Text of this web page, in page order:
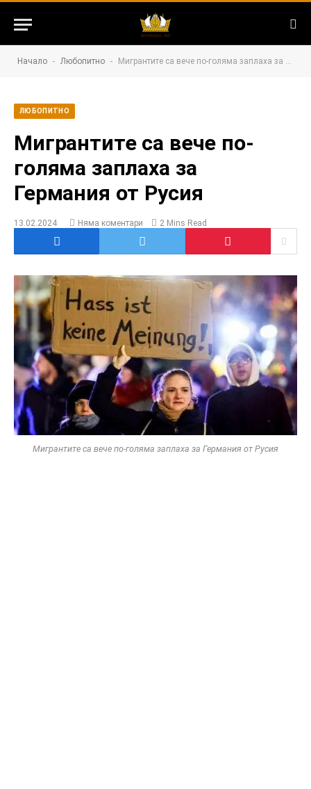
Начало - Любопитно - Мигрантите са вече по-голяма заплаха за Германия от Русия
ЛЮБОПИТНО
Мигрантите са вече по-
голяма заплаха за
Германия от Русия
13.02.2024 Няма коментари 2 Mins Read
Мигрантите са вече по-голяма заплаха за Германия от Русия